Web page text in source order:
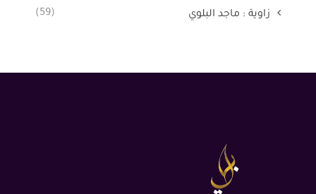
زاوية : ماجد البلوي (59)